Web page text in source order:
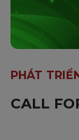
PHÁT
CALL